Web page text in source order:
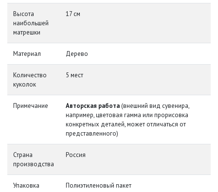
Высота
наибольшей
матрешки
17 см
Материал Дерево
Количество
куколок
5 мест
Примечание Авторская работа(внешний вид сувенира,
например, цветовая гамма или прорисовка
конкретных деталей, может отличаться от
представленного)
Страна
производства
Россия
Упаковка Полиэтиленовый пакет